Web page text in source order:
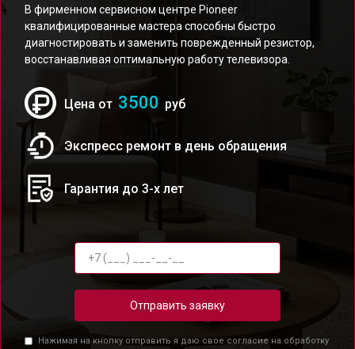
В фирменном сервисном центре Pioneer
квалифицированные мастера способны быстро
диагностировать и заменить поврежденный резистор,
восстанавливая оптимальную работу телевизора.
Цена от 3500 руб
Экспресс ремонт в день обращения
Гарантия до 3-х лет
Отправить заявку
Нажимая на кнопку отправить я даю свое согласие на обработку